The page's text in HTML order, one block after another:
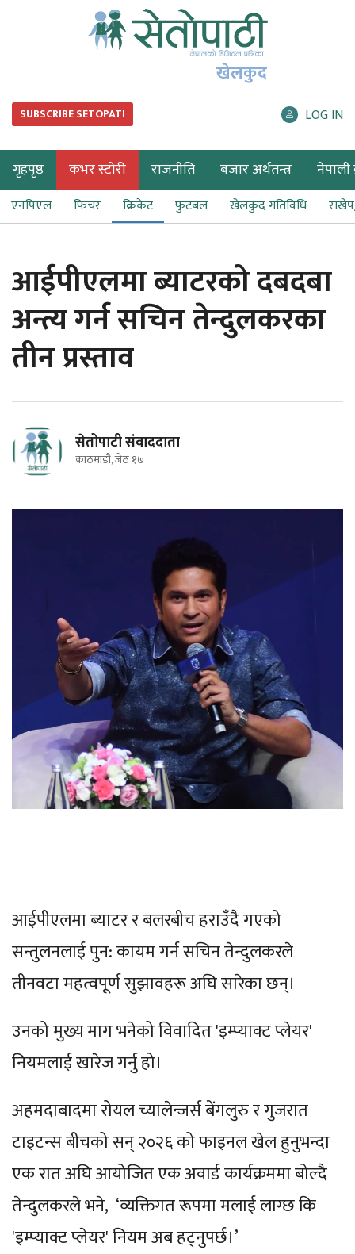
खेलकुद
SUBSCRIBE SETOPATI LOG IN
गृहपृष्ठ कभर स्टोरी राजनीति बजार अर्थतन्त्र नेपाली
एनपिएल फिचर क्रिकेट फुटबल खेलकुद गतिविधि
आईपीएलमा ब्याटरको दबदबा
अन्त्य गर्न सचिन तेन्दुलकरका
तीन प्रस्ताव
सेतोपाटी संवाददाता
काठमाडौं, जेठ १७
आईपीएलमा ब्याटर र बलरबीच हराउँदै गएको
सन्तुलनलाई पुन: कायम गर्न सचिन तेन्दुलकरले
तीनवटा महत्वपूर्ण सुझावहरू अघि सारेका छन्।
उनको मुख्य माग भनेको विवादित 'इम्प्याक्ट प्लेयर'
नियमलाई खारेज गर्नु हो।
अहमदाबादमा रोयल च्यालेन्जर्स बेंगलुरु र गुजरात
टाइटन्स बीचको सन् २०२६ को फाइनल खेल हुनुभन्दा
एक रात अघि आयोजित एक अवार्ड कार्यक्रममा बोल्दै
तेन्दुलकरले भने, ‘व्यक्तिगत रूपमा मलाई लाग्छ कि
'इम्प्याक्ट प्लेयर' नियम अब हट्नुपर्छ।’